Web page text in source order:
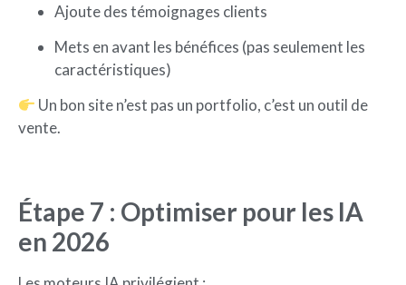
Ajoute des témoignages clients
Mets en avant les bénéfices (pas seulement les
caractéristiques)
Un bon site n’est pas un portfolio, c’est un outil de
vente.
Étape 7 : Optimiser pour les IA
en 2026